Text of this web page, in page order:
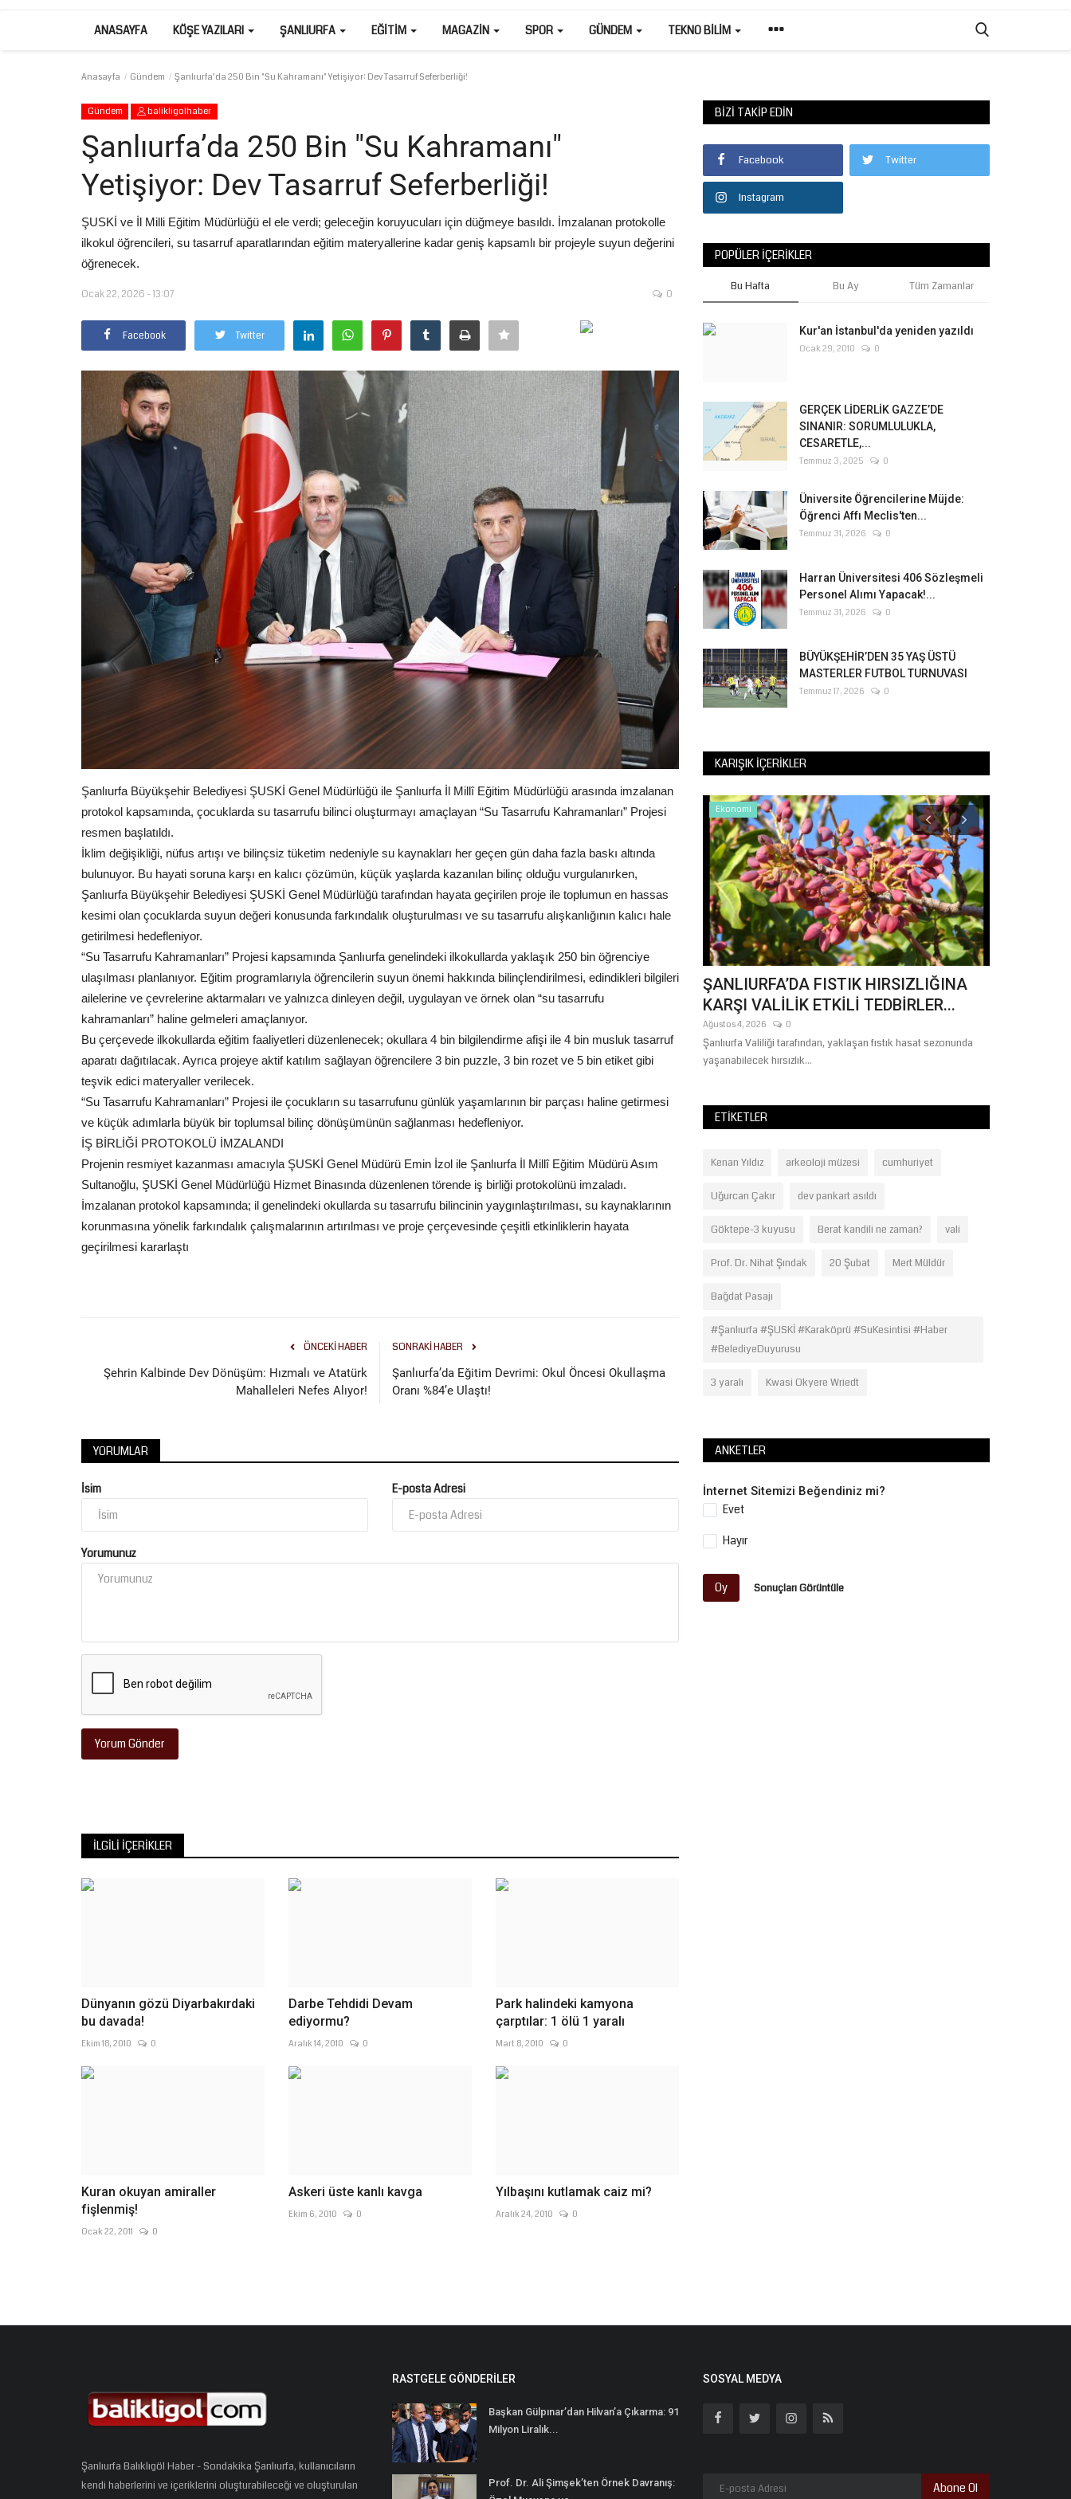
ANASAYFA KÖŞE YAZILARI ŞANLIURFA EĞITIM MAGAZIN SPOR GÜNDEM TEKNO BILIM
Anasayfa Gündem Şanlıurfa’da 250 Bin "Su Kahramanı" Yetişiyor: Dev Tasarruf Seferberliği!
Gündem balikligolhaber
Şanlıurfa’da 250 Bin "Su Kahramanı"
Yetişiyor: Dev Tasarruf Seferberliği!
ŞUSKİ ve İl Milli Eğitim Müdürlüğü el ele verdi; geleceğin koruyucuları için düğmeye basıldı. İmzalanan protokolle
ilkokul öğrencileri, su tasarruf aparatlarından eğitim materyallerine kadar geniş kapsamlı bir projeyle suyun değerini
öğrenecek.
Ocak 22, 2026 - 13:07 0
Facebook Twitter
Şanlıurfa Büyükşehir Belediyesi ŞUSKİ Genel Müdürlüğü ile Şanlıurfa İl Millî Eğitim Müdürlüğü arasında imzalanan
protokol kapsamında, çocuklarda su tasarrufu bilinci oluşturmayı amaçlayan “Su Tasarrufu Kahramanları” Projesi
resmen başlatıldı.
İklim değişikliği, nüfus artışı ve bilinçsiz tüketim nedeniyle su kaynakları her geçen gün daha fazla baskı altında
bulunuyor. Bu hayati soruna karşı en kalıcı çözümün, küçük yaşlarda kazanılan bilinç olduğu vurgulanırken,
Şanlıurfa Büyükşehir Belediyesi ŞUSKİ Genel Müdürlüğü tarafından hayata geçirilen proje ile toplumun en hassas
kesimi olan çocuklarda suyun değeri konusunda farkındalık oluşturulması ve su tasarrufu alışkanlığının kalıcı hale
getirilmesi hedefleniyor.
“Su Tasarrufu Kahramanları” Projesi kapsamında Şanlıurfa genelindeki ilkokullarda yaklaşık 250 bin öğrenciye
ulaşılması planlanıyor. Eğitim programlarıyla öğrencilerin suyun önemi hakkında bilinçlendirilmesi, edindikleri bilgileri
ailelerine ve çevrelerine aktarmaları ve yalnızca dinleyen değil, uygulayan ve örnek olan “su tasarrufu
kahramanları” haline gelmeleri amaçlanıyor.
Bu çerçevede ilkokullarda eğitim faaliyetleri düzenlenecek; okullara 4 bin bilgilendirme afişi ile 4 bin musluk tasarruf
aparatı dağıtılacak. Ayrıca projeye aktif katılım sağlayan öğrencilere 3 bin puzzle, 3 bin rozet ve 5 bin etiket gibi
teşvik edici materyaller verilecek.
“Su Tasarrufu Kahramanları” Projesi ile çocukların su tasarrufunu günlük yaşamlarının bir parçası haline getirmesi
ve küçük adımlarla büyük bir toplumsal bilinç dönüşümünün sağlanması hedefleniyor.
İŞ BİRLİĞİ PROTOKOLÜ İMZALANDI
Projenin resmiyet kazanması amacıyla ŞUSKİ Genel Müdürü Emin İzol ile Şanlıurfa İl Millî Eğitim Müdürü Asım
Sultanoğlu, ŞUSKİ Genel Müdürlüğü Hizmet Binasında düzenlenen törende iş birliği protokolünü imzaladı.
İmzalanan protokol kapsamında; il genelindeki okullarda su tasarrufu bilincinin yaygınlaştırılması, su kaynaklarının
korunmasına yönelik farkındalık çalışmalarının artırılması ve proje çerçevesinde çeşitli etkinliklerin hayata
geçirilmesi kararlaştı
ÖNCEKI HABER
Şehrin Kalbinde Dev Dönüşüm: Hızmalı ve Atatürk
Mahalleleri Nefes Alıyor!
SONRAKI HABER
Şanlıurfa’da Eğitim Devrimi: Okul Öncesi Okullaşma
Oranı %84’e Ulaştı!
YORUMLAR
İsim E-posta Adresi
Yorumunuz
Yorum Gönder
İLGILI İÇERIKLER
Dünyanın gözü Diyarbakırdaki
bu davada!
Ekim 18, 2010 0
Darbe Tehdidi Devam
ediyormu?
Aralık 14, 2010 0
Park halindeki kamyona
çarptılar: 1 ölü 1 yaralı
Mart 8, 2010 0
Kuran okuyan amiraller
fişlenmiş!
Ocak 22, 2011 0
Askeri üste kanlı kavga
Ekim 6, 2010 0
Yılbaşını kutlamak caiz mi?
Aralık 24, 2010 0
BIZI TAKIP EDIN
Facebook Twitter
Instagram
POPÜLER İÇERIKLER
Bu Hafta Bu Ay Tüm Zamanlar
Kur'an İstanbul'da yeniden yazıldı
Ocak 29, 2010 0
GERÇEK LİDERLİK GAZZE’DE
SINANIR: SORUMLULUKLA,
CESARETLE,...
Temmuz 3, 2025 0
Üniversite Öğrencilerine Müjde:
Öğrenci Affı Meclis'ten...
Temmuz 31, 2026 0
Harran Üniversitesi 406 Sözleşmeli
Personel Alımı Yapacak!...
Temmuz 31, 2026 0
BÜYÜKŞEHİR’DEN 35 YAŞ ÜSTÜ
MASTERLER FUTBOL TURNUVASI
Temmuz 17, 2026 0
KARIŞIK İÇERIKLER
Ekonomi
ŞESOB’dan El Sanatlarına ve Kadın
Üreticilere Destek
Temmuz 6, 2026 0
Şanlıurfa Esnaf ve Sanatkârlar Odaları Birliği (ŞESOB) tarafından,
geleneksel el...
Eğitim
GÜLPINAR, LGS ŞAMPİYONLARINI
AĞIRLADI
Ekonomi
ŞANLIURFA’DA FISTIK HIRSIZLIĞINA
KARŞI VALİLİK ETKİLİ TEDBİRLER...
Ağustos 4, 2026 0
Şanlıurfa Valiliği tarafından, yaklaşan fıstık hasat sezonunda
yaşanabilecek hırsızlık...
ETIKETLER
Kenan Yıldız arkeoloji müzesi cumhuriyet
Uğurcan Çakır dev pankart asıldı
Göktepe-3 kuyusu Berat kandili ne zaman? vali
Prof. Dr. Nihat Şındak 20 Şubat Mert Müldür
Bağdat Pasajı
#Şanlıurfa #ŞUSKİ #Karaköprü #SuKesintisi #Haber
#BelediyeDuyurusu
3 yaralı Kwasi Okyere Wriedt
ANKETLER
İnternet Sitemizi Beğendiniz mi?
Evet
Hayır
Oy Sonuçları Görüntüle
Şanlıurfa Balıklıgöl Haber - Sondakika Şanlıurfa, kullanıcıların
kendi haberlerini ve içeriklerini oluşturabileceği ve oluşturulan
RASTGELE GÖNDERILER
Başkan Gülpınar’dan Hilvan’a Çıkarma: 91
Milyon Liralık...
Prof. Dr. Ali Şimşek’ten Örnek Davranış:
SOSYAL MEDYA
Abone Ol